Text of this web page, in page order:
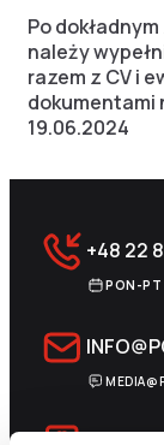
Po
należy
razem z CV i
dokumentami
19.06.2024
+48 22
PON-